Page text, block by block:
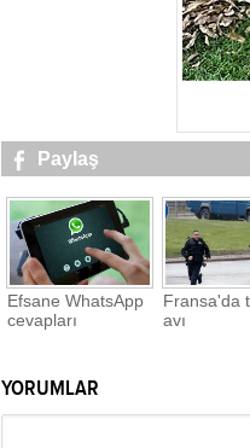
Paylaş
Efsane WhatsApp
cevapları
Fransa'da
avı
YORUMLAR